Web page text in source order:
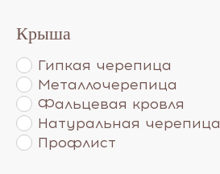
Крыша
Гипкая черепица
Металлочерепица
Фальцевая кровля
Натуральная черепица
Профлист